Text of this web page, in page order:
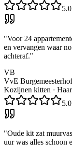
5.0
"Voor 24
en vervangen waar
achteraf."
VB
VvE Burgemeesterhof
Kozijnen kitten ·
5.0
"Oude kit zat
uur was alles schoon